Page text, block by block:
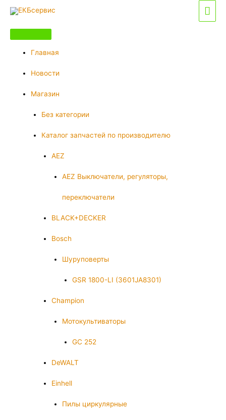
Перейти
содержимому
Главная
Новости
Магазин
Без категории
Каталог запчастей по производителю
AEZ
AEZ Выключатели, регуляторы,
переключатели
BLACK+DECKER
Bosch
Шуруповерты
GSR 1800-LI (3601JA8301)
Champion
Мотокультиваторы
GC 252
DeWALT
Einhell
Пилы циркулярные